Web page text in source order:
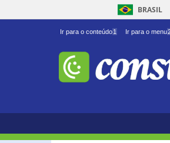
BRASIL
Ir para o conteúdo1 Ir para o menu